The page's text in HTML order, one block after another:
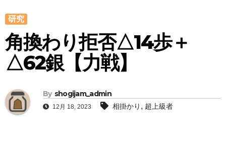
研究
角換わり拒否△14歩＋
△62銀【力戦】
By shogijam_admin
12月 18, 2023 相掛かり , 超上級者